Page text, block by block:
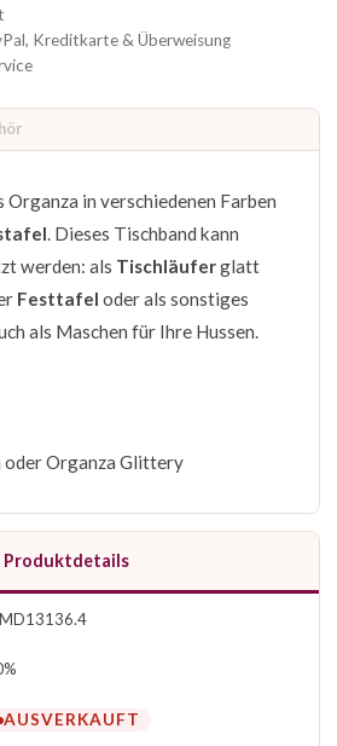
Kreditkarte & Überweisung
in verschiedenen Farben
. Dieses Tischband kann
werden: als Tischläuferglatt
Festtafel oder als sonstiges
als Maschen für Ihre Hussen.
Organza Glittery
Produktdetails
AUSVERKAUFT